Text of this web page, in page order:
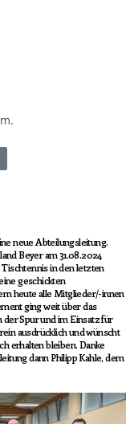
neue Abteilungsleitung.
Beyer am 31.08.2024
in den letzten
geschickten
heute alle Mitglieder/-innen
ging weit über das
Spur und im Einsatz für
ausdrücklich und wünscht
erhalten bleiben. Danke
dann Philipp Kahle, dem